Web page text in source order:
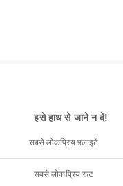
इसे हाथ से जाने न दें!
सबसे लोकप्रिय फ़्लाइटें
सबसे लोकप्रिय रूट